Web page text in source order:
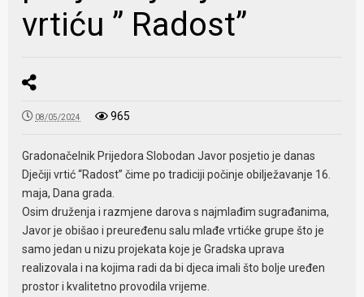
vrtiću ” Radost”
08/05/2024 965
Gradonačelnik Prijedora Slobodan Javor posjetio je danas
Dječiji vrtić “Radost” čime po tradiciji počinje obilježavanje 16.
maja, Dana grada.
Osim druženja i razmjene darova s najmlađim sugrađanima,
Javor je obišao i preuređenu salu mlađe vrtićke grupe što je
samo jedan u nizu projekata koje je Gradska uprava
realizovala i na kojima radi da bi djeca imali što bolje uređen
prostor i kvalitetno provodila vrijeme.